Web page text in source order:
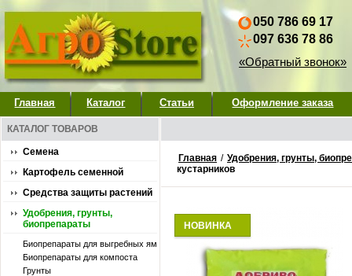
050 786 69 17
097 636 78 86
«Обратный звонок»
Главная Каталог Статьи Оформление заказа
КАТАЛОГ ТОВАРОВ
Семена
Картофель семенной
Средства защиты растений
Удобрения, грунты,
биопрепараты
Биопрепараты для выгребных ям
Биопрепараты для компоста
Грунты
Главная / Удобрения, грунты,
кустарников
НОВИНКА